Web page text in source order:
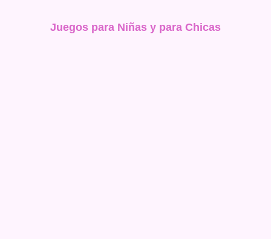
Juegos para Niñas y para Chicas